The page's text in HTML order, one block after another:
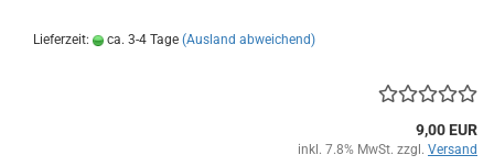
Lieferzeit: ca. 3-4 Tage (Ausland abweichend)
9,00 EUR
inkl. 7.8% MwSt. zzgl. Versand